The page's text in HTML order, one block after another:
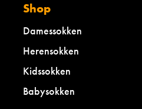
Shop
Damessokken
Herensokken
Kidssokken
Babysokken